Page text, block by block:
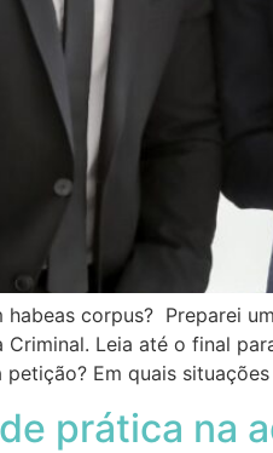
corpus? Preparei
Leia até o final
Em quais
prática na